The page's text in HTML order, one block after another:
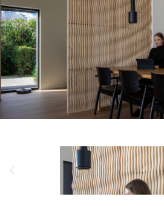
Hienovarainen aaltoefekti jakaa
Aaltopinnasta voi tehdä myös
tai se voi olla myös kiinteä.
paljon myös yksityisiin
pienempinä projekteina. Tässä
on tehty aika hillitysti, mutta
vahvemmaksi